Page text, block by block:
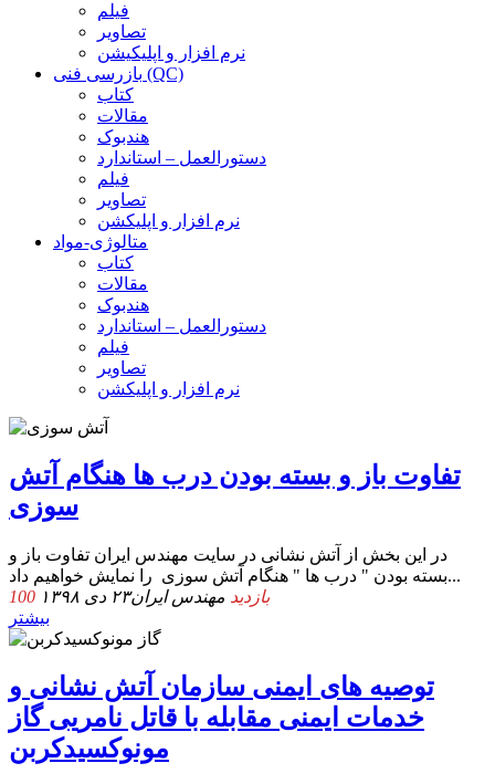
فیلم
تصاویر
نرم افزار و اپلیکیشن
بازرسی فنی (QC)
کتاب
مقالات
هندبوک
دستورالعمل – استاندارد
فیلم
تصاویر
نرم افزار و اپلیکشن
متالوژی-مواد
کتاب
مقالات
هندبوک
دستورالعمل – استاندارد
فیلم
تصاویر
نرم افزار و اپلیکشن
تفاوت باز و بسته بودن درب ها هنگام آتش
سوزی
در این بخش از آتش نشانی در سایت مهندس ایران تفاوت باز و
بسته بودن " درب ها " هنگام آتش سوزی را نمایش خواهیم داد...
100 بازدید مهندس ایران۲۳ دی ۱۳۹۸
بیشتر
توصیه های ایمنی سازمان آتش نشانی و
خدمات ایمنی مقابله با قاتل نامریی گاز
مونوکسیدکربن